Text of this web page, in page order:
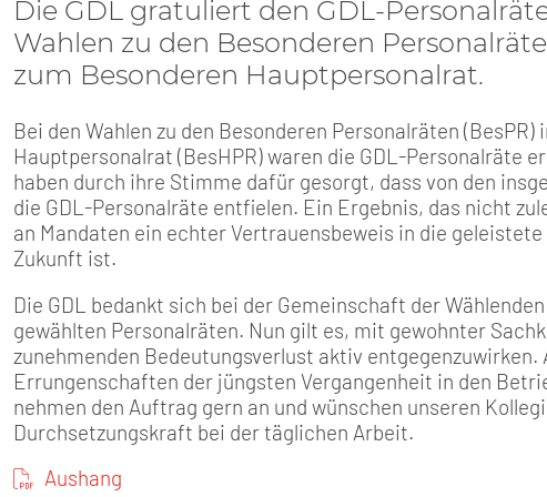
TARIF
SERVICE
MITGLIEDSCHAFT
PRESSE
Die GDL gratuliert den GDL-
Wahlen zu den Besonderen
zum Besonderen Hauptpersonalrat.
Bei den Wahlen zu den Besonderen Personalräten
Hauptpersonalrat (BesHPR) waren die GDL-Personalräte
haben durch ihre Stimme dafür gesorgt, dass von den
die GDL-Personalräte entfielen. Ein Ergebnis, das nicht
an Mandaten ein echter Vertrauensbeweis in die
Zukunft ist.
Die GDL bedankt sich bei der Gemeinschaft der
gewählten Personalräten. Nun gilt es, mit gewohnter
zunehmenden Bedeutungsverlust aktiv
Errungenschaften der jüngsten Vergangenheit in den
nehmen den Auftrag gern an und wünschen unseren
Durchsetzungskraft bei der täglichen Arbeit.
Aushang